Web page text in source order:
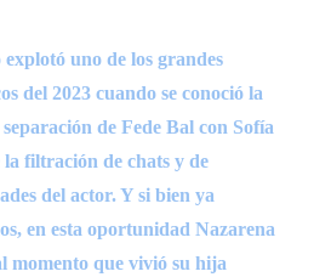
explotó uno de los grandes
del 2023 cuando se conoció la
de Fede Bal con Sofía
filtración de chats y de
del actor. Y si bien ya
en esta oportunidad Nazarena
momento que vivió su hija